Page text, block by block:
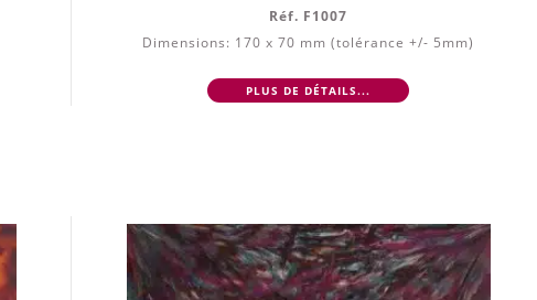
Réf. F1007
Dimensions: 170 x 70 mm (tolérance +/- 5mm)
PLUS DE DÉTAILS...